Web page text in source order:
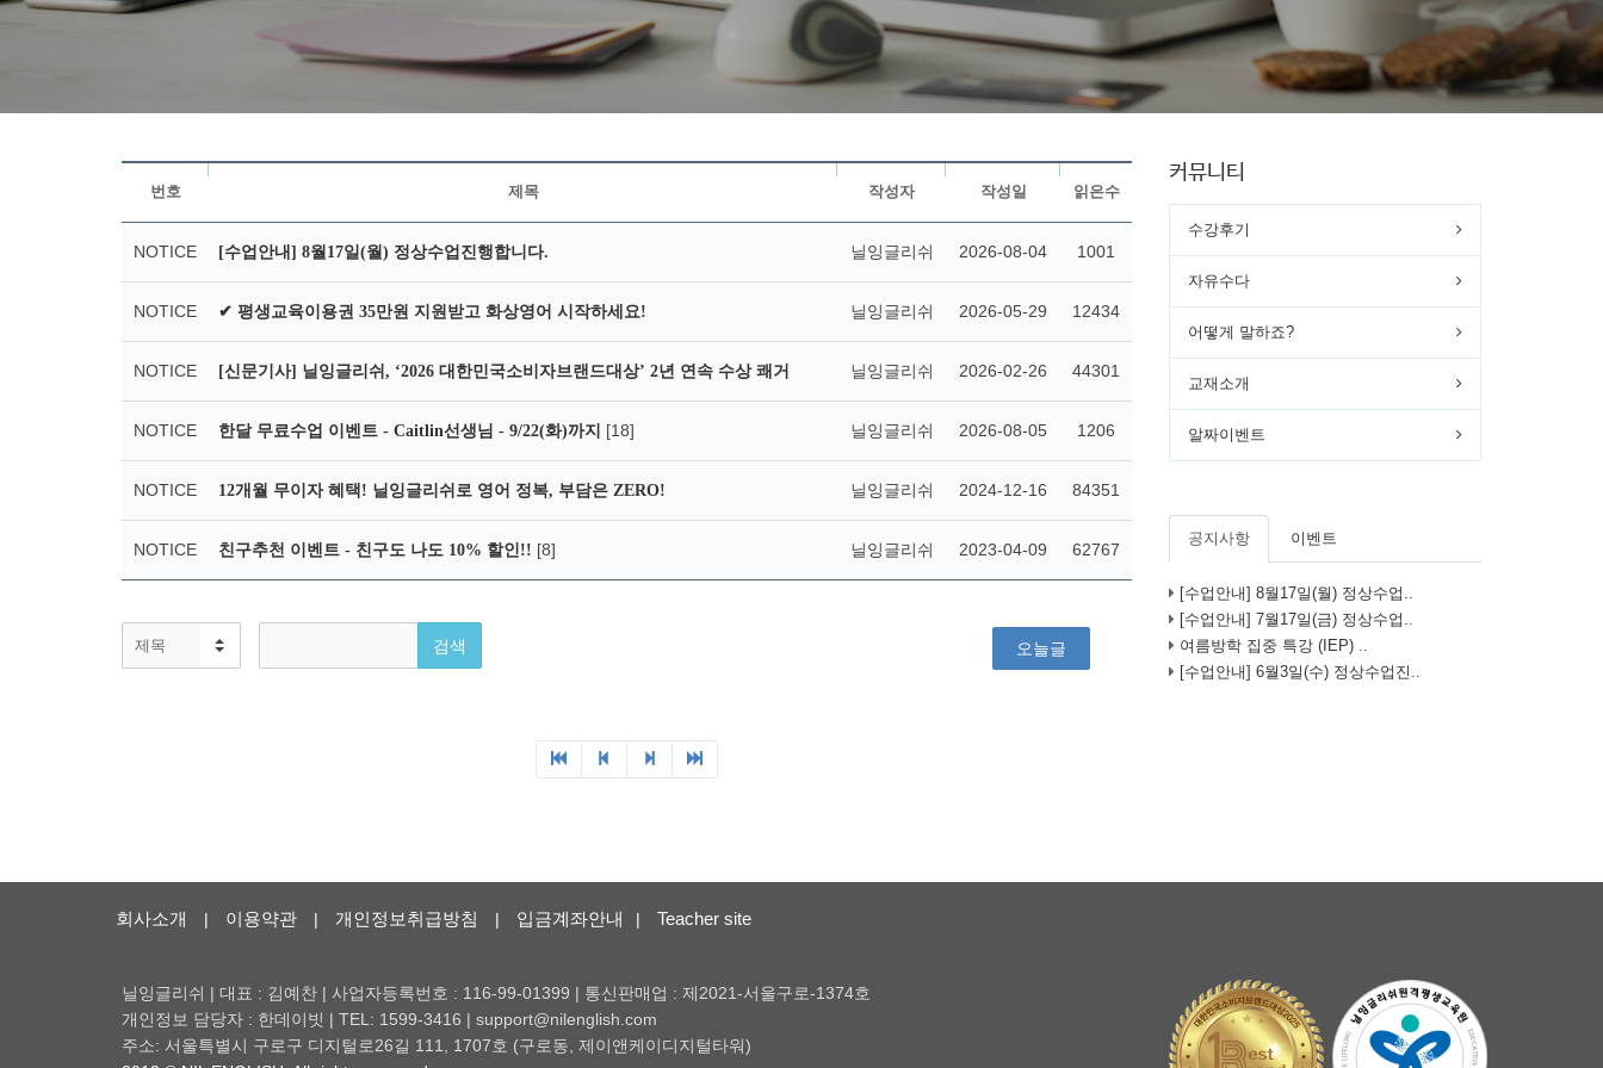
번호 제목 작성자 작성일 읽은수
NOTICE [수업안내] 8월17일(월) 정상수업진행합니다. 닐잉글리쉬 2026-08-04 1001
NOTICE ✔ 평생교육이용권 35만원 지원받고 화상영어 시작하세요! 닐잉글리쉬 2026-05-29 12434
NOTICE [신문기사] 닐잉글리쉬, ‘2026 대한민국소비자브랜드대상’ 2년 연속 수상 쾌거 닐잉글리쉬 2026-02-26 44301
NOTICE 한달 무료수업 이벤트 - Caitlin선생님 - 9/22(화)까지 [18] 닐잉글리쉬 2026-08-05 1206
NOTICE 12개월 무이자 혜택! 닐잉글리쉬로 영어 정복, 부담은 ZERO! 닐잉글리쉬 2024-12-16 84351
NOTICE 친구추천 이벤트 - 친구도 나도 10% 할인!! [8] 닐잉글리쉬 2023-04-09 62767
오늘글
커뮤니티
수강후기
자유수다
어떻게 말하죠?
교재소개
알짜이벤트
공지사항 이벤트
[수업안내] 8월17일(월) 정상수업..
[수업안내] 7월17일(금) 정상수업..
여름방학 집중 특강 (IEP) ..
[수업안내] 6월3일(수) 정상수업진..
회사소개 | 이용약관 | 개인정보취급방침 | 입금계좌안내 | Teacher site
닐잉글리쉬 | 대표 : 김예찬 | 사업자등록번호 : 116-99-01399 | 통신판매업 : 제2021-서울구로-1374호
개인정보 담당자 : 한데이빗 | TEL: 1599-3416 | support@nilenglish.com
주소: 서울특별시 구로구 디지털로26길 111, 1707호 (구로동, 제이앤케이디지털타워)